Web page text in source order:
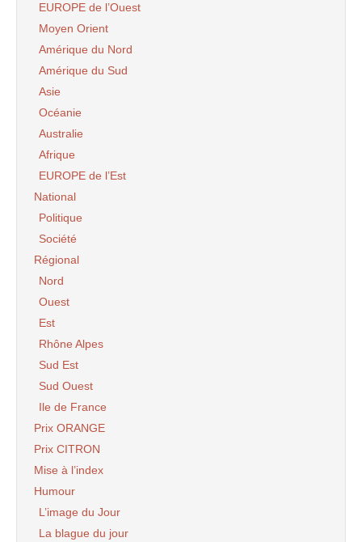
EUROPE de l’Ouest
Moyen Orient
Amérique du Nord
Amérique du Sud
Asie
Océanie
Australie
Afrique
EUROPE de l’Est
National
Politique
Société
Régional
Nord
Ouest
Est
Rhône Alpes
Sud Est
Sud Ouest
Ile de France
Prix ORANGE
Prix CITRON
Mise à l’index
Humour
L’image du Jour
La blague du jour